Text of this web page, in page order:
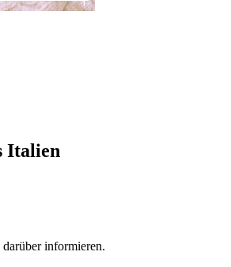
Italien
informieren.